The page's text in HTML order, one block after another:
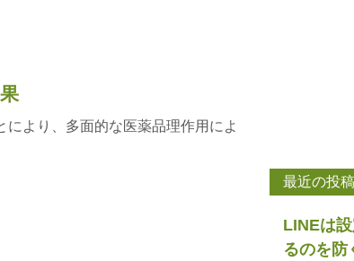
より、多面的な医薬品理作用によ
最近の投稿
LINEは
るのを防